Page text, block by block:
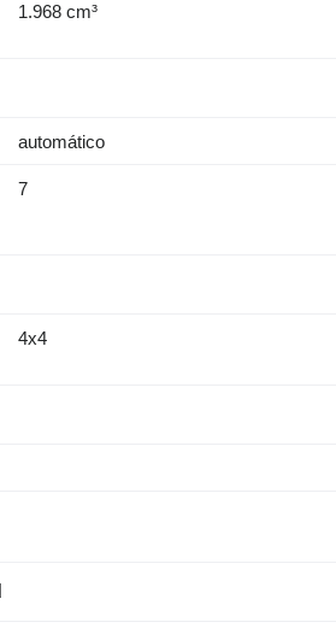
1.968 cm³
automático
7
4x4